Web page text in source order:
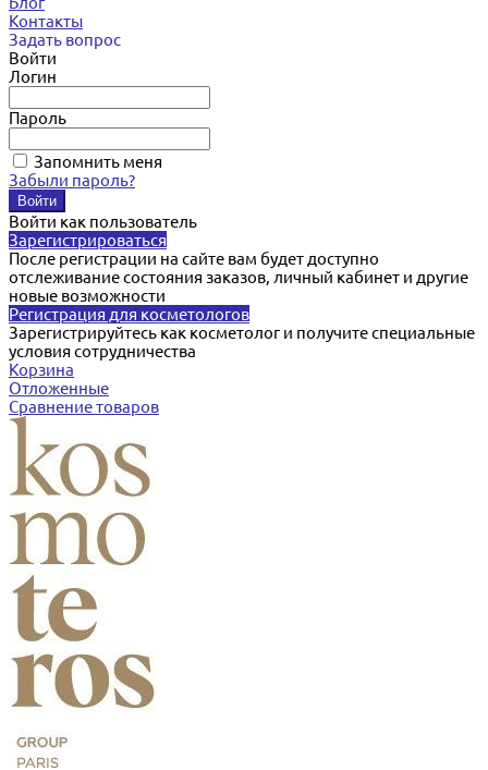
Контакты
Задать вопрос
Войти
Логин
Пароль
Запомнить меня
Забыли пароль?
Войти как пользователь
Зарегистрироваться
После регистрации на сайте вам будет доступно
отслеживание состояния заказов, личный кабинет и другие
новые возможности
Регистрация для косметологов
Зарегистрируйтесь как косметолог и получите специальные
условия сотрудничества
Корзина
Отложенные
Сравнение товаров